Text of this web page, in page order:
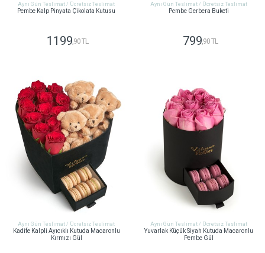
Aynı Gün Teslimat / Ücretsiz Teslimat
Pembe Kalp Pinyata Çikolata Kutusu
1199,90 TL
Aynı Gün Teslimat / Ücretsiz Teslimat
Pembe Gerbera Buketi
799,90 TL
Aynı Gün Teslimat / Ücretsiz Teslimat
Kadife Kalpli Ayıcıklı Kutuda Macaronlu
Kırmızı Gül
Aynı Gün Teslimat / Ücretsiz Teslimat
Yuvarlak Küçük Siyah Kutuda Macaronlu
Pembe Gül